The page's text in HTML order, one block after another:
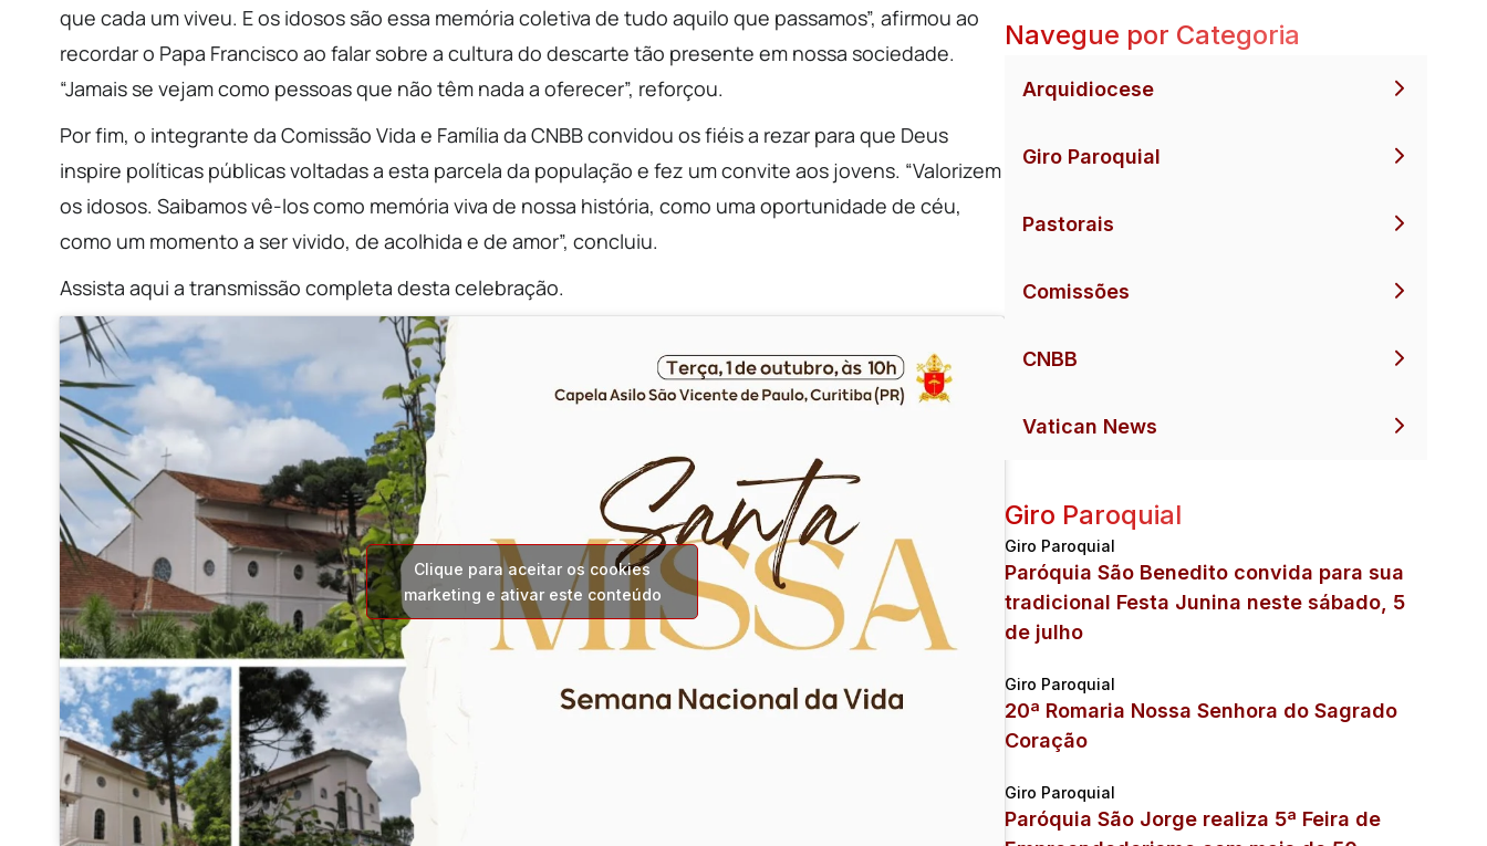
que cada um viveu. E os idosos são essa memória coletiva de tudo aquilo que passamos”, afirmou ao
recordar o Papa Francisco ao falar sobre a cultura do descarte tão presente em nossa sociedade.
“Jamais se vejam como pessoas que não têm nada a oferecer”, reforçou.
Por fim, o integrante da Comissão Vida e Família da CNBB convidou os fiéis a rezar para que Deus
inspire políticas públicas voltadas a esta parcela da população e fez um convite aos jovens. “Valorizem
os idosos. Saibamos vê-los como memória viva de nossa história, como uma oportunidade de céu,
como um momento a ser vivido, de acolhida e de amor”, concluiu.
Assista aqui a transmissão completa desta celebração.
Clique para aceitar os cookies
marketing e ativar este conteúdo
Navegue por Categoria
Arquidiocese
Giro Paroquial
Pastorais
Comissões
CNBB
Vatican News
Giro Paroquial
Giro Paroquial
Paróquia São Benedito convida para sua
tradicional Festa Junina neste sábado, 5
de julho
Giro Paroquial
20ª Romaria Nossa Senhora do Sagrado
Coração
Giro Paroquial
Paróquia São Jorge realiza 5ª Feira de